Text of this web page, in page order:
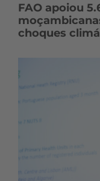
FAO apoiou
choques